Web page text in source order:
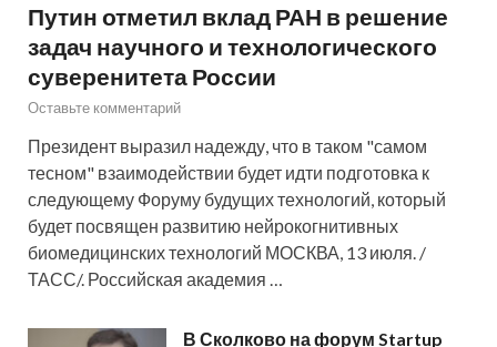
Путин отметил вклад РАН в решение
задач научного и технологического
суверенитета России
Оставьте комментарий
Президент выразил надежду, что в таком "самом
тесном" взаимодействии будет идти подготовка к
следующему Форуму будущих технологий, который
будет посвящен развитию нейрокогнитивных
биомедицинских технологий МОСКВА, 13 июля. /
ТАСС/. Российская академия …
В Сколково на форум Startup